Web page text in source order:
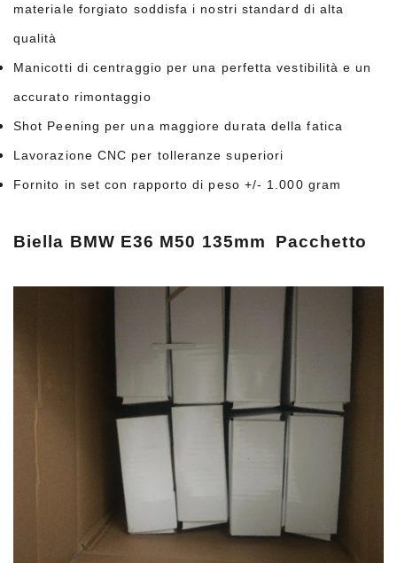
materiale forgiato soddisfa i nostri standard di alta
qualità
Manicotti di centraggio per una perfetta vestibilità e un
accurato rimontaggio
Shot Peening per una maggiore durata della fatica
Lavorazione CNC per tolleranze superiori
Fornito in set con rapporto di peso +/- 1.000 gram
Biella BMW E36 M50 135mm Pacchetto